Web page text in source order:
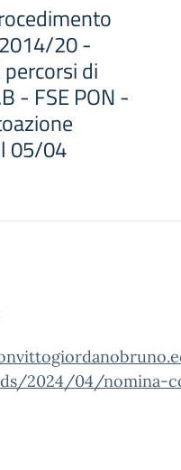
20 -
di
- FSE PON -
05/04
2024/04/nomina-